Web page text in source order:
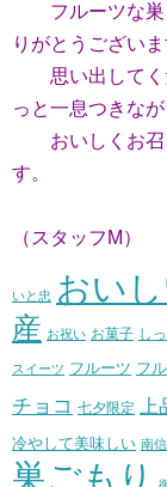
フルーツな
りがとうございま
思い出してく
っと一息つきなが
おいしくお召
す。
（スタッフM）
いと忠 おい
産 お祝い お菓子 し
スイーツ フルーツ フ
チョコ 七夕限定 上
冷やして美味しい 南
巣ごもり